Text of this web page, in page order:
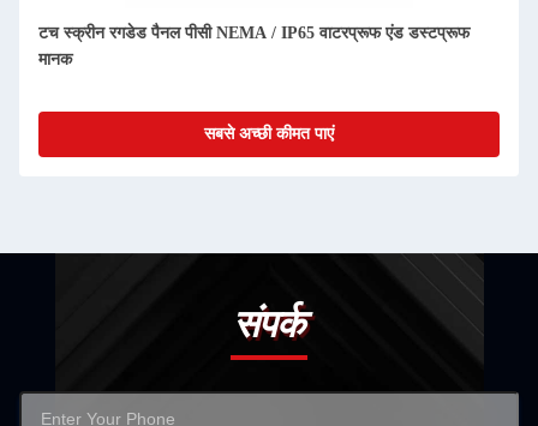
DC 12V / 24V 20W रग्ड टच पैनल पीसी ऑल-इन-वन सॉल्यूशन टिकाऊ
टच स्क्रीन के साथ
सबसे अच्छी कीमत पाएं
संपर्क